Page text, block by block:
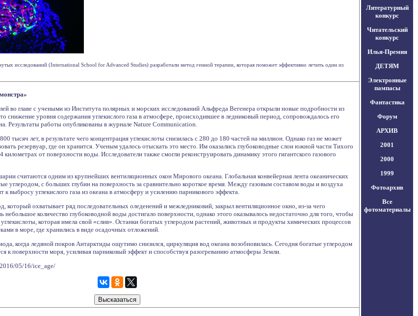
исследований (International School for Advanced Studies) разработали метод генной терапии, которая поможет эффективно лечить один из
во главе с учеными из Института полярных и морских исследований Альфреда Вегенера открыли новые подробности из
снижение уровня содержания углекислого газа в атмосфере, происходившее в ледниковый период, сопровождалось его
Результаты работы опубликованы в журнале Nature Communication.
тысяч лет, в результате чего концентрация углекислоты снизилась с 280 до 180 частей на миллион. Однако газ не может
резервуар, где он хранится. Ученым удалось отыскать это место. Им оказались глубоководные слои южной части Тихого
километрах от поверхности воды. Исследователи также смогли реконструировать динамику этого гигантского газового
считаются одним из крупнейших вентиляционных окон Мирового океана. Глобальная конвейерная лента океанических
углеродом, с больших глубин на поверхность за сравнительно короткое время. Между газовым составом воды и воздуха
к выбросу углекислого газа из океана в атмосферу и усилению парникового эффекта.
который охватывает ряд последовательных оледенений и межледниковий, закрыл вентиляционное окно, из-за чего
небольшое количество глубоководной воды достигало поверхности, однако этого оказывалось недостаточно для того, чтобы
которая имела свой «слив». Останки богатых углеродом растений, животных и продукты химических процессов
в море, где хранились в виде осадочных отложений.
когда ледяной покров Антарктиды ощутимо снизился, циркуляция вод океана возобновилась. Сегодня богатые углеродом
к поверхности моря, усиливая парниковый эффект и способствуя разогреванию атмосферы Земли.
05/16/ice_age/
Литературный
конкурс
Читательский
конкурс
Илья-Премия
ДЕТЯМ
Электронные
пампасы
Фантастика
Форум
АРХИВ
2001
2000
1999
Фотоархив
Все
фотоматериалы